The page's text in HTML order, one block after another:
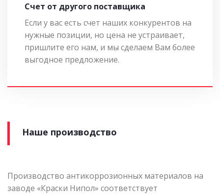
Cчет от другого поставщика
Если у вас есть счет наших конкурентов на
нужные позиции, но цена не устраивает,
пришлите его нам, и мы сделаем Вам более
выгодное предложение.
Наше производство
Производство антикоррозионных материалов на
заводе «Краски Нипол» соответствует